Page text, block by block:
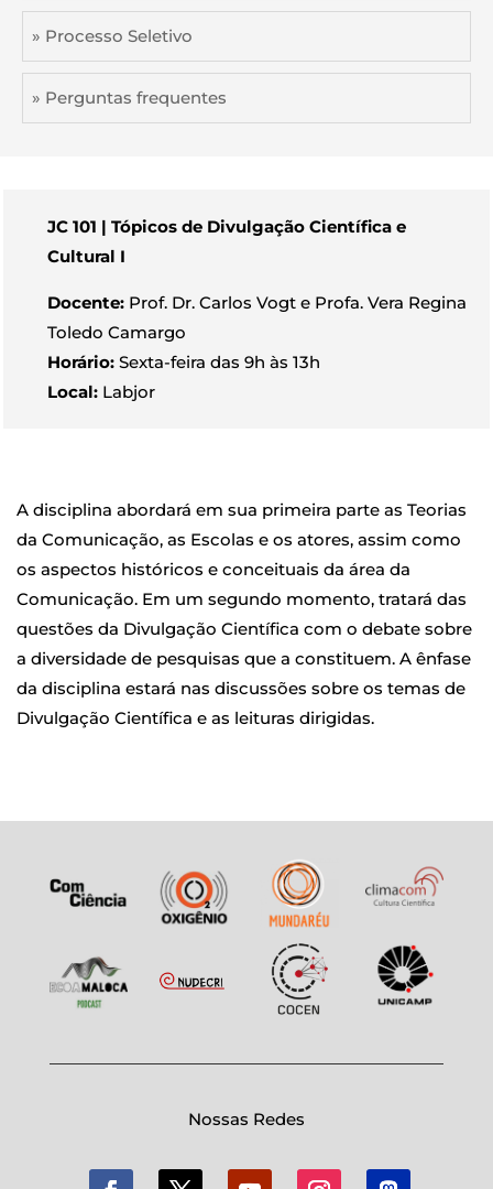
» Processo Seletivo
» Perguntas frequentes
JC 101 | Tópicos de Divulgação Científica e
Cultural I
Docente: Prof. Dr. Carlos Vogt e Profa. Vera Regina
Toledo Camargo
Horário: Sexta-feira das 9h às 13h
Local: Labjor
A disciplina abordará em sua primeira parte as Teorias
da Comunicação, as Escolas e os atores, assim como
os aspectos históricos e conceituais da área da
Comunicação. Em um segundo momento, tratará das
questões da Divulgação Científica com o debate sobre
a diversidade de pesquisas que a constituem. A ênfase
da disciplina estará nas discussões sobre os temas de
Divulgação Científica e as leituras dirigidas.
Nossas Redes